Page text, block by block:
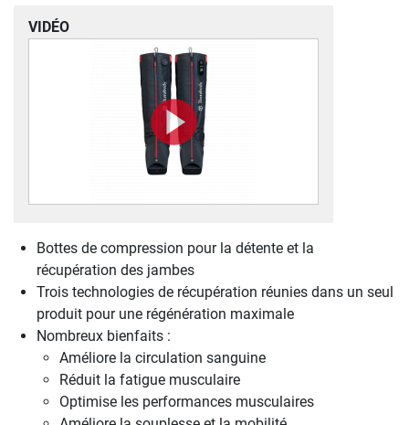
VIDÉO
Bottes de compression pour la détente et la
récupération des jambes
Trois technologies de récupération réunies dans un seul
produit pour une régénération maximale
Nombreux bienfaits :
Améliore la circulation sanguine
Réduit la fatigue musculaire
Optimise les performances musculaires